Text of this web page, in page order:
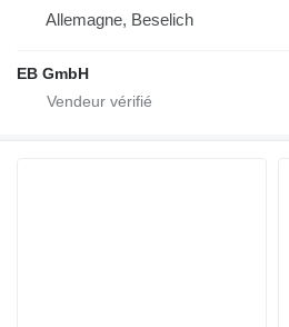
Allemagne, Beselich
EB GmbH